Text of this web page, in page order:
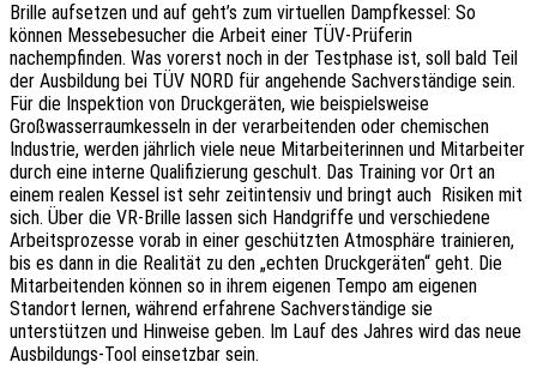
Brille aufsetzen und auf geht’s zum virtuellen Dampfkessel: So
können Messebesucher die Arbeit einer TÜV-Prüferin
nachempfinden. Was vorerst noch in der Testphase ist, soll bald Teil
der Ausbildung bei TÜV NORD für angehende Sachverständige sein.
Für die Inspektion von Druckgeräten, wie beispielsweise
Großwasserraumkesseln in der verarbeitenden oder chemischen
Industrie, werden jährlich viele neue Mitarbeiterinnen und Mitarbeiter
durch eine interne Qualifizierung geschult. Das Training vor Ort an
einem realen Kessel ist sehr zeitintensiv und bringt auch Risiken mit
sich. Über die VR-Brille lassen sich Handgriffe und verschiedene
Arbeitsprozesse vorab in einer geschützten Atmosphäre trainieren,
bis es dann in die Realität zu den „echten Druckgeräten“ geht. Die
Mitarbeitenden können so in ihrem eigenen Tempo am eigenen
Standort lernen, während erfahrene Sachverständige sie
unterstützen und Hinweise geben. Im Lauf des Jahres wird das neue
Ausbildungs-Tool einsetzbar sein.